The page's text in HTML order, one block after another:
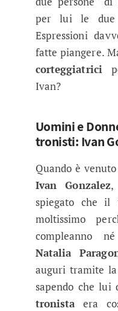
per lui le due
Espressioni
fatte piangere.
corteggiatrici
Ivan?
Uomini e
tronisti: Ivan
Quando è
Ivan Gonzalez,
spiegato che il
moltissimo
compleanno
Natalia
auguri tramite
sapendo che
tronistaera